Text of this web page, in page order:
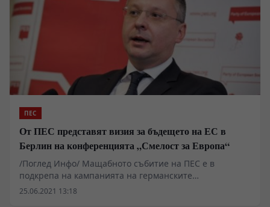
важни избори, а да рестартират и ревитализират
Европейския проект.
ПЕС
От ПЕС представят визия за бъдещето на ЕС в
Берлин на конференцията „Смелост за Европа“
/Поглед Инфо/ Мащабното събитие на ПЕС е в
подкрепа на кампанията на германските
социалдемократи
25.06.2021 13:18